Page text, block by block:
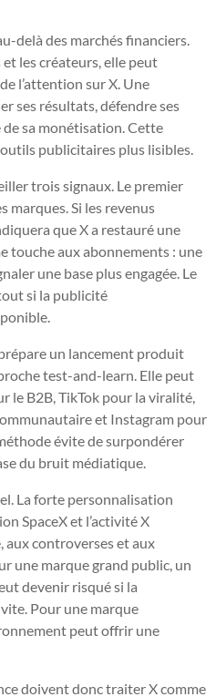
delà des marchés financiers.
et les créateurs, elle peut
l’attention sur X. Une
ses résultats, défendre ses
sa monétisation. Cette
publicitaires plus lisibles.
trois signaux. Le premier
marques. Si les revenus
que X a restauré une
touche aux abonnements : une
une base plus engagée. Le
si la publicité
un lancement produit
test-and-learn. Elle peut
le B2B, TikTok pour la viralité,
et Instagram pour
évite de surpondérer
du bruit médiatique.
La forte personnalisation
SpaceX et l’activité X
aux controverses et aux
une marque grand public, un
devenir risqué si la
Pour une marque
peut offrir une
doivent donc traiter X comme